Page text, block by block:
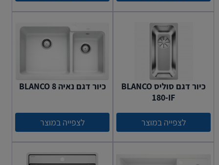
כיור דגם סוליס BLANCO
180-IF
לצפייה במוצר
כיור דגם נאיה BLANCO 8
לצפייה במוצר